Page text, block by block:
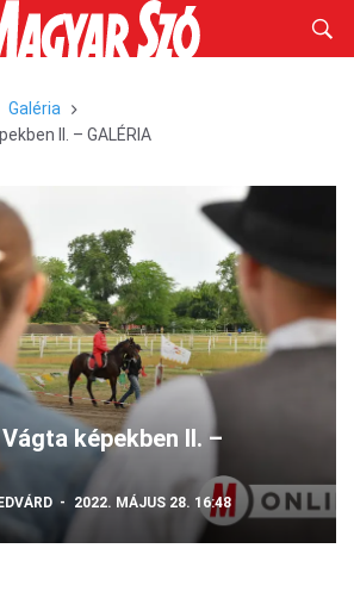
Galéria
II. – GALÉRIA
képekben II. –
2022. MÁJUS 28. 16:48